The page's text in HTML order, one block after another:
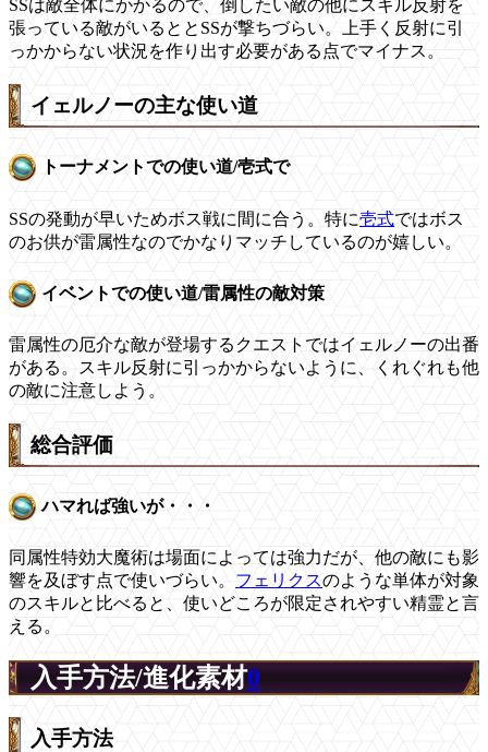
SSは敵全体にかかるので、倒したい敵の他にスキル反射を
張っている敵がいるととSSが撃ちづらい。上手く反射に引
っかからない状況を作り出す必要がある点でマイナス。
イェルノーの主な使い道
トーナメントでの使い道/壱式で
SSの発動が早いためボス戦に間に合う。特に壱式ではボス
のお供が雷属性なのでかなりマッチしているのが嬉しい。
イベントでの使い道/雷属性の敵対策
雷属性の厄介な敵が登場するクエストではイェルノーの出番
がある。スキル反射に引っかからないように、くれぐれも他
の敵に注意しよう。
総合評価
ハマれば強いが・・・
同属性特効大魔術は場面によっては強力だが、他の敵にも影
響を及ぼす点で使いづらい。 フェリクスのような単体が対象
のスキルと比べると、使いどころが限定されやすい精霊と言
える。
入手方法/進化素材0
入手方法